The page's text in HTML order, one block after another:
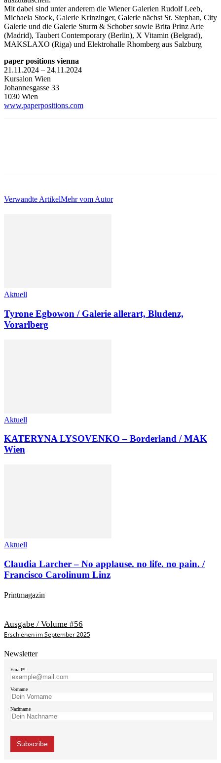
Mit dabei sind unter anderem die Wiener Galerien Rudolf Leeb,
Michaela Stock, Galerie Krinzinger, Galerie nächst St. Stephan, City
Galerie und die Galerie Sturm & Schober sowie Brita Prinz Arte
(Madrid), Taubert Contemporary (Berlin), X Vitamin (Belgrad),
MAKSLAXO (Riga) und Elektrohalle Rhomberg aus Salzburg
paper positions vienna
21.11.2024 – 24.11.2024
Kursalon Wien
Johannesgasse 33
1030 Wien
www.paperpositions.com
Verwandte ArtikelMehr vom Autor
Aktuell
Tyrone Egbowon / Galerie allerart, Bludenz,
Vorarlberg
Aktuell
KATERYNA LYSOVENKO – Borderland / MAK
Wien
Aktuell
Claudia Larcher – No applause. no life. no pain. /
Francisco Carolinum Linz
Printmagazin
Ausgabe / Volume #56
Erschienen im September 2025
Newsletter
Email*
Vorname
Nachname